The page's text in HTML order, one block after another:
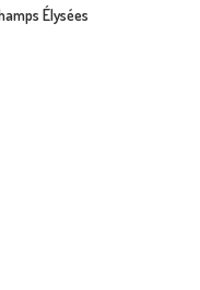
Élysées